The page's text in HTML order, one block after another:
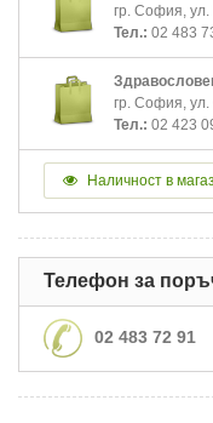
гр. София,
Тел.: 02 483
гр. София,
Тел.: 02 423
Наличност в
Телефон за
02 483 72 91